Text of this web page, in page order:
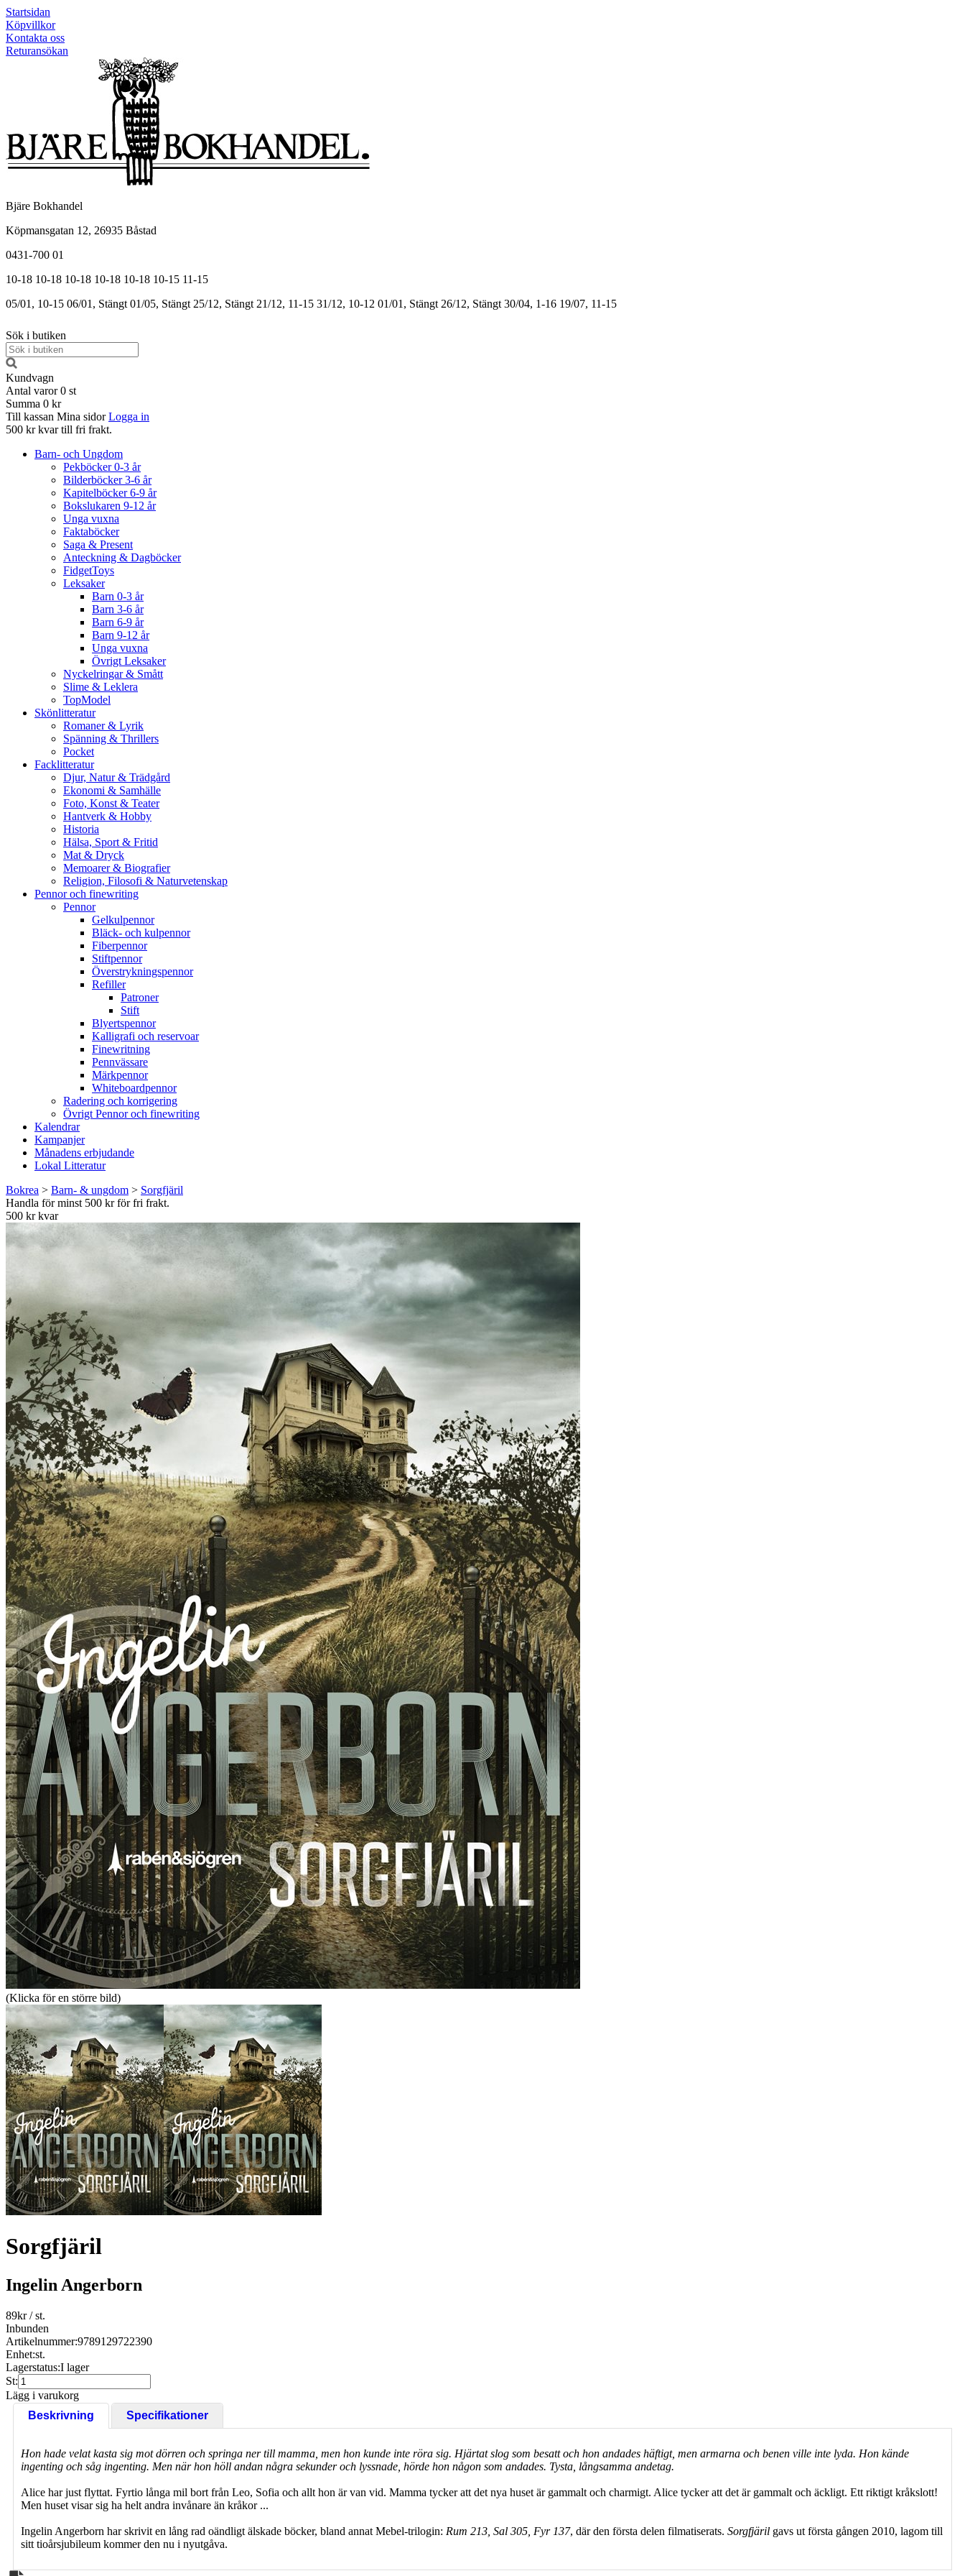
Startsidan
Köpvillkor
Kontakta oss
Returansökan
Bjäre Bokhandel
Köpmansgatan 12, 26935 Båstad
0431-700 01
10-18 10-18 10-18 10-18 10-18 10-15 11-15
05/01, 10-15 06/01, Stängt 01/05, Stängt 25/12, Stängt 21/12, 11-15 31/12, 10-12 01/01, Stängt 26/12, Stängt 30/04, 1-16 19/07, 11-15
Sök i butiken
Kundvagn
Antal varor 0 st
Summa 0 kr
Till kassan Mina sidor Logga in
500 kr kvar till fri frakt.
Barn- och Ungdom
Pekböcker 0-3 år
Bilderböcker 3-6 år
Kapitelböcker 6-9 år
Bokslukaren 9-12 år
Unga vuxna
Faktaböcker
Saga & Present
Anteckning & Dagböcker
FidgetToys
Leksaker
Barn 0-3 år
Barn 3-6 år
Barn 6-9 år
Barn 9-12 år
Unga vuxna
Övrigt Leksaker
Nyckelringar & Smått
Slime & Leklera
TopModel
Skönlitteratur
Romaner & Lyrik
Spänning & Thrillers
Pocket
Facklitteratur
Djur, Natur & Trädgård
Ekonomi & Samhälle
Foto, Konst & Teater
Hantverk & Hobby
Historia
Hälsa, Sport & Fritid
Mat & Dryck
Memoarer & Biografier
Religion, Filosofi & Naturvetenskap
Pennor och finewriting
Pennor
Gelkulpennor
Bläck- och kulpennor
Fiberpennor
Stiftpennor
Överstrykningspennor
Refiller
Patroner
Stift
Blyertspennor
Kalligrafi och reservoar
Finewritning
Pennvässare
Märkpennor
Whiteboardpennor
Radering och korrigering
Övrigt Pennor och finewriting
Kalendrar
Kampanjer
Månadens erbjudande
Lokal Litteratur
Bokrea > Barn- & ungdom > Sorgfjäril
Handla för minst 500 kr för fri frakt.
500 kr kvar
(Klicka för en större bild)
Sorgfjäril
Ingelin Angerborn
89kr/ st.
Inbunden
Artikelnummer:9789129722390
Enhet:st.
Lagerstatus:I lager
St:
Lägg i varukorg
Beskrivning
Specifikationer
Hon hade velat kasta sig mot dörren och springa ner till mamma, men hon kunde inte röra sig. Hjärtat slog som besatt och hon andades häftigt, men armarna och benen ville inte lyda. Hon kände
ingenting och såg ingenting. Men när hon höll andan några sekunder och lyssnade, hörde hon någon som andades. Tysta, långsamma andetag.
Alice har just flyttat. Fyrtio långa mil bort från Leo, Sofia och allt hon är van vid. Mamma tycker att det nya huset är gammalt och charmigt. Alice tycker att det är gammalt och äckligt. Ett riktigt kråkslott!
Men huset visar sig ha helt andra invånare än kråkor ...
Ingelin Angerborn har skrivit en lång rad oändligt älskade böcker, bland annat Mebel-trilogin: Rum 213, Sal 305, Fyr 137, där den första delen filmatiserats. Sorgfjäril gavs ut första gången 2010, lagom till
sitt tioårsjubileum kommer den nu i nyutgåva.